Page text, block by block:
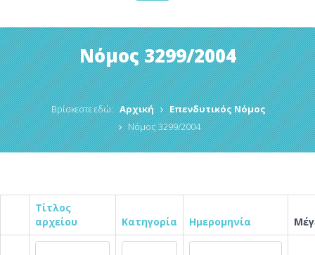
Νόμος 3299/2004
Βρίσκεστε εδώ: Αρχική
Επενδυτικός Νόμος
Νόμος 3299/2004
Τίτλος
αρχείου
Κατηγορία Ημερομηνία